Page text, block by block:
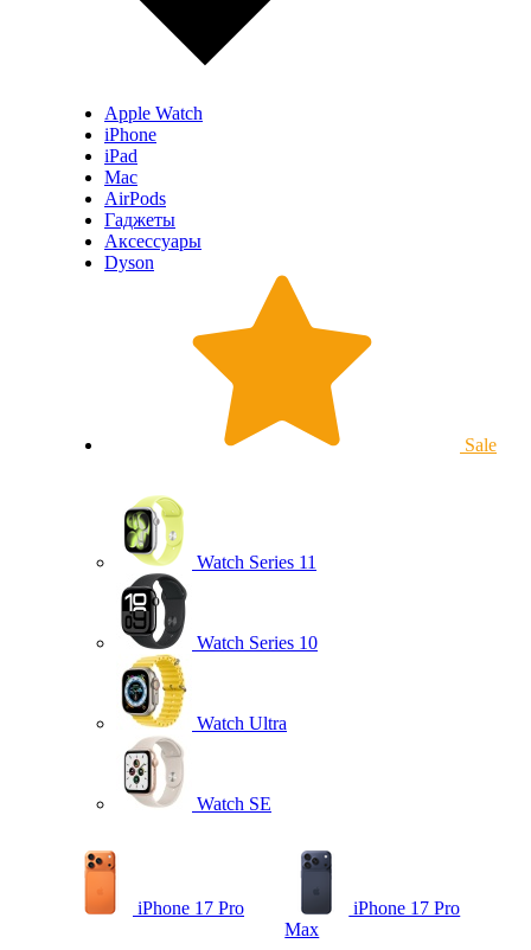
Apple Watch
iPhone
iPad
Mac
AirPods
Гаджеты
Аксессуары
Dyson
Sale
Watch Series 11
Watch Series 10
Watch Ultra
Watch SE
iPhone 17 Pro
iPhone 17 Pro
Max